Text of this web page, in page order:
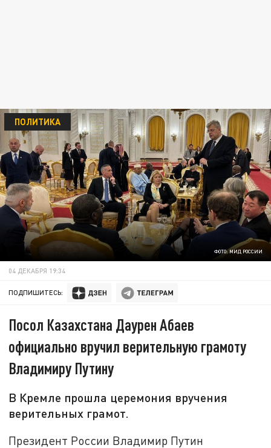
ФОТО: МИД РОССИИ
ПОЛИТИКА
04 ДЕКАБРЯ 19:34
ПОДПИШИТЕСЬ:
Посол Казахстана Даурен Абаев
официально вручил верительную грамоту
Владимиру Путину
В Кремле прошла церемония вручения
верительных грамот.
Президент России Владимир Путин